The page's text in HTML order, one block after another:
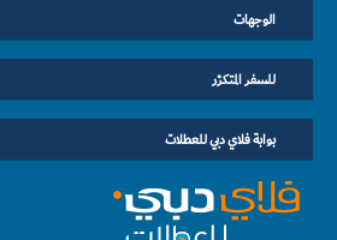
الوجهات
للسفر المتكرّر
بوابة فلاي دبي للعطلات